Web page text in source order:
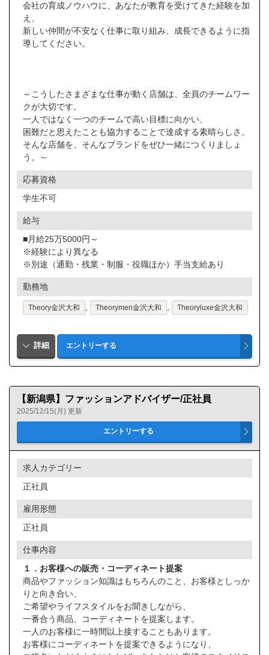
会社の育成ノウハウに、あなたが教育を受けてきた経験を加
え、
新しい仲間が不安なく仕事に取り組み、成長できるように指
導してください。
～こうしたさまざまな仕事が動く店舗は、全員のチームワー
クが大切です。
一人ではなく一つのチームで高い目標に向かい、
困難だと思えたことも協力することで達成する素晴らしさ。
そんな店舗を、そんなブランドをぜひ一緒につくりましょ
う。～
応募資格
学生不可
給与
■月給25万5000円～
※経験により異なる
※別途（通勤・残業・制服・役職ほか）手当支給あり
勤務地
Theory金沢大和 Theorymen金沢大和 Theoryluxe金沢大和
【新潟県】ファッションアドバイザー/正社員
2025/12/15(月) 更新
求人カテゴリー
正社員
雇用形態
正社員
仕事内容
１．お客様への販売・コーディネート提案
商品やファッション知識はもちろんのこと、お客様としっか
りと向き合い、
ご希望やライフスタイルをお聞きしながら、
一番合う商品、コーディネートを提案します。
一人のお客様に一時間以上接することもあります。
お客様にコーディネートを提案できるようになり、